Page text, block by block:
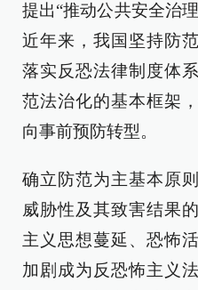
提出“推动公共安全治
近年来，我国坚持防
落实反恐法律制度体
范法治化的基本框架
向事前预防转型。
确立防范为主基本原
威胁性及其致害结果
主义思想蔓延、恐怖
加剧成为反恐怖主义